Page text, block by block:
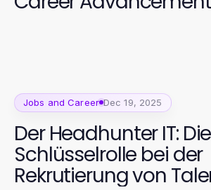
Jobs and Career Dec 19, 2025
Der Headhunter IT: Die
Schlüsselrolle bei der
Rekrutierung von